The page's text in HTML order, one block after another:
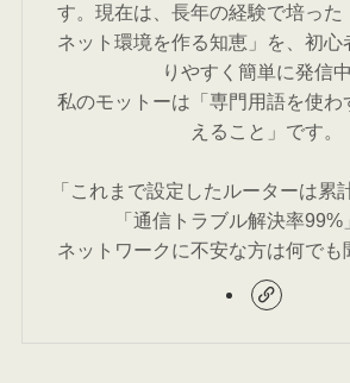
す。現在は、長年の経験で培った
ネット環境を作る知恵」を、初心
りやすく簡単に発信中
私のモットーは「専門用語を使わ
えること」です。
「これまで設定したルーターは累
「通信トラブル解決率99%
ネットワークに不安な方は何でも